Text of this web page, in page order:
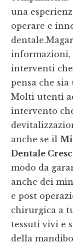
una
operare e
informazioni,
interventi
pensa che
Molti utenti
intervento
anche se il
Dentale
modo da
anche dei
e post
chirurgica a
tessuti vivi e
della